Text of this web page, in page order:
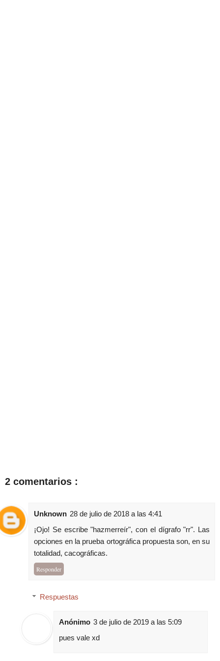
2 comentarios :
Unknown 28 de julio de 2018 a las 4:41
¡Ojo! Se escribe "hazmerreír", con el dígrafo "rr". Las
opciones en la prueba ortográfica propuesta son, en su
totalidad, cacográficas.
Responder
Respuestas
Anónimo 3 de julio de 2019 a las 5:09
pues vale xd